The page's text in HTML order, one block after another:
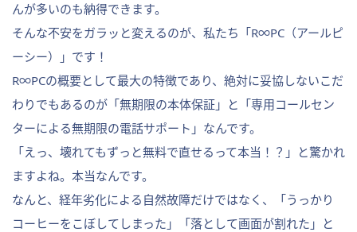
んが多いのも納得できます。
そんな不安をガラッと変えるのが、私たち「R∞PC（アールピ
ーシー）」です！
R∞PCの概要として最大の特徴であり、絶対に妥協しないこだ
わりでもあるのが「無期限の本体保証」と「専用コールセン
ターによる無期限の電話サポート」なんです。
「えっ、壊れてもずっと無料で直せるって本当！？」と驚かれ
ますよね。本当なんです。
なんと、経年劣化による自然故障だけではなく、「うっかり
コーヒーをこぼしてしまった」「落として画面が割れた」と